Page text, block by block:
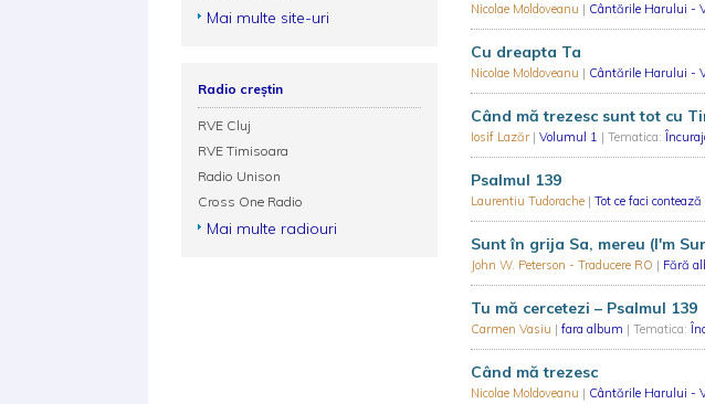
Nicolae Moldoveanu | Cântările Harului -
Cu dreapta Ta
Nicolae Moldoveanu | Cântările Harului -
Când mă trezesc sunt tot cu
Iosif Lazăr | Volumul 1 | Tematica:
Psalmul 139
Laurentiu Tudorache | Tot ce faci
Sunt în grija Sa, mereu (I'm
John W. Peterson - Traducere RO | Fără
Tu mă cercetezi – Psalmul 139
Carmen Vasiu | fara album | Tematica:
Când mă trezesc
Nicolae Moldoveanu | Cântările Harului -
Mai multe site-uri
Radio creștin
RVE Cluj
RVE Timisoara
Radio Unison
Cross One Radio
Mai multe radiouri